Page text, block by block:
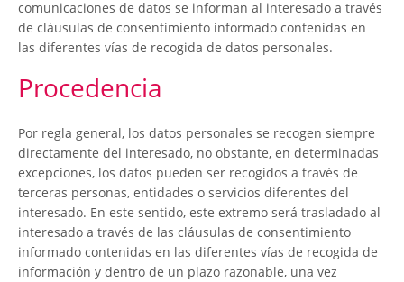
comunicaciones de datos se informan al interesado a través
de cláusulas de consentimiento informado contenidas en
las diferentes vías de recogida de datos personales.
Procedencia
Por regla general, los datos personales se recogen siempre
directamente del interesado, no obstante, en determinadas
excepciones, los datos pueden ser recogidos a través de
terceras personas, entidades o servicios diferentes del
interesado. En este sentido, este extremo será trasladado al
interesado a través de las cláusulas de consentimiento
informado contenidas en las diferentes vías de recogida de
información y dentro de un plazo razonable, una vez